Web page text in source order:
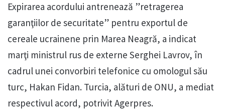
Expirarea acordului antrenează ”retragerea
garanţiilor de securitate” pentru exportul de
cereale ucrainene prin Marea Neagră, a indicat
marţi ministrul rus de externe Serghei Lavrov, în
cadrul unei convorbiri telefonice cu omologul său
turc, Hakan Fidan. Turcia, alături de ONU, a mediat
respectivul acord, potrivit Agerpres.